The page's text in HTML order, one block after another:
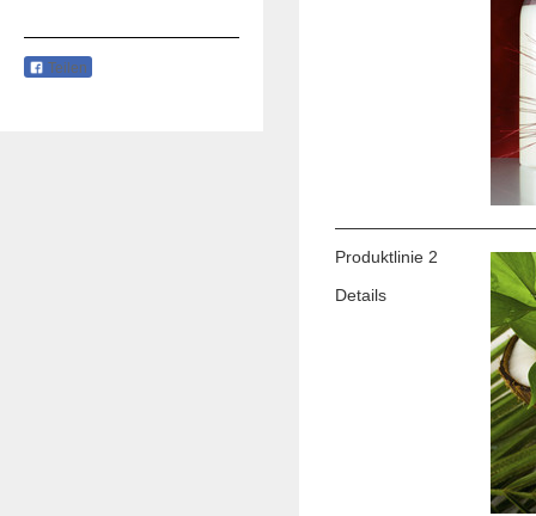
Teilen
Produktlinie 2
Details